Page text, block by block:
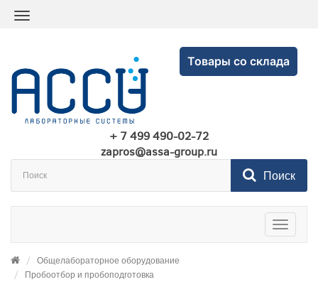
Товары со склада
+ 7 499 490-02-72
zapros@assa-group.ru
Поиск
Toggle
Общелабораторное оборудование
Пробоотбор и пробоподготовка